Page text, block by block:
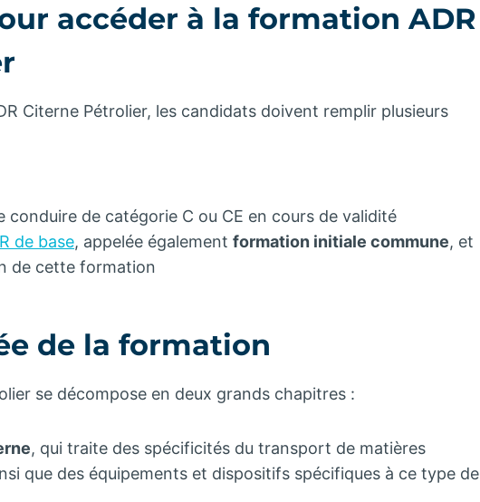
accéder à la formation ADR
Citerne Pétrolier, les candidats doivent remplir plusieurs
conduire de catégorie C ou CE en cours de validité
de base, appelée également formation initiale commune, et
de cette formation
de la formation
se décompose en deux grands chapitres :
, qui traite des spécificités du transport de matières
que des équipements et dispositifs spécifiques à ce type de